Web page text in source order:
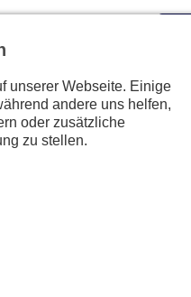
unserer Webseite. Einige
andere uns helfen,
oder zusätzliche
zu stellen.